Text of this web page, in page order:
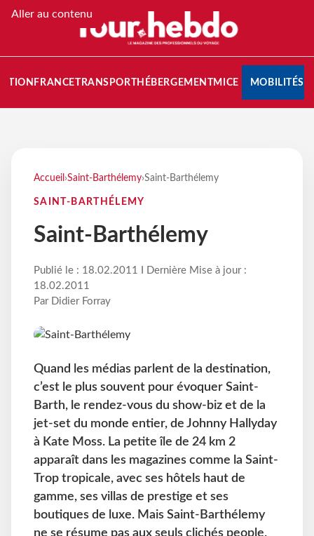
Aller au contenu
FRANCETRANSPORT HÉBERGEMENTMICE MOBILITÉS
Accueil ›Saint-Barthélemy›Saint-Barthélemy
SAINT-BARTHÉLEMY
Saint-Barthélemy
Publié le : 18.02.2011 I Dernière Mise à jour :
18.02.2011
Par Didier Forray
Quand les médias parlent de la destination,
c’est le plus souvent pour évoquer Saint-
Barth, le rendez-vous du show-biz et de la
jet-set du monde entier, de Johnny Hallyday
à Kate Moss. La petite île de 24 km 2
apparaît dans les magazines comme la Saint-
Trop tropicale, avec ses hôtels haut de
gamme, ses villas de prestige et ses
boutiques de luxe. Mais Saint-Barthélemy
ne se résume pas aux seuls clichés people.